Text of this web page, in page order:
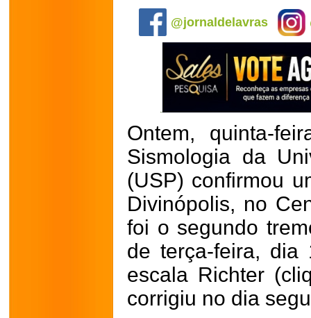
@jornaldelavras
Ontem, quinta-
Sismologia da
(USP) confirmou
Divinópolis, no
foi o segundo
de terça-feira, dia
escala Richter
corrigiu no dia